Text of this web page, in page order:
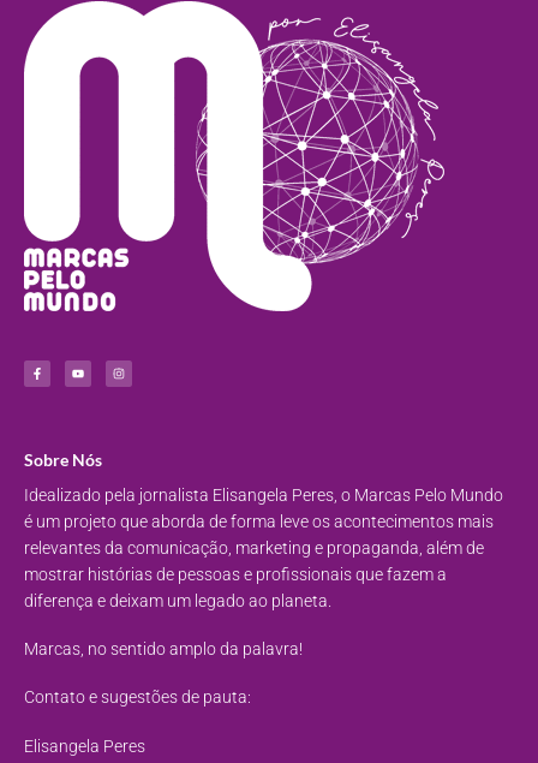
Sobre Nós
Idealizado pela jornalista Elisangela Peres, o Marcas Pelo Mundo
é um projeto que aborda de forma leve os acontecimentos mais
relevantes da comunicação, marketing e propaganda, além de
mostrar histórias de pessoas e profissionais que fazem a
diferença e deixam um legado ao planeta.
Marcas, no sentido amplo da palavra!
Contato e sugestões de pauta:
Elisangela Peres